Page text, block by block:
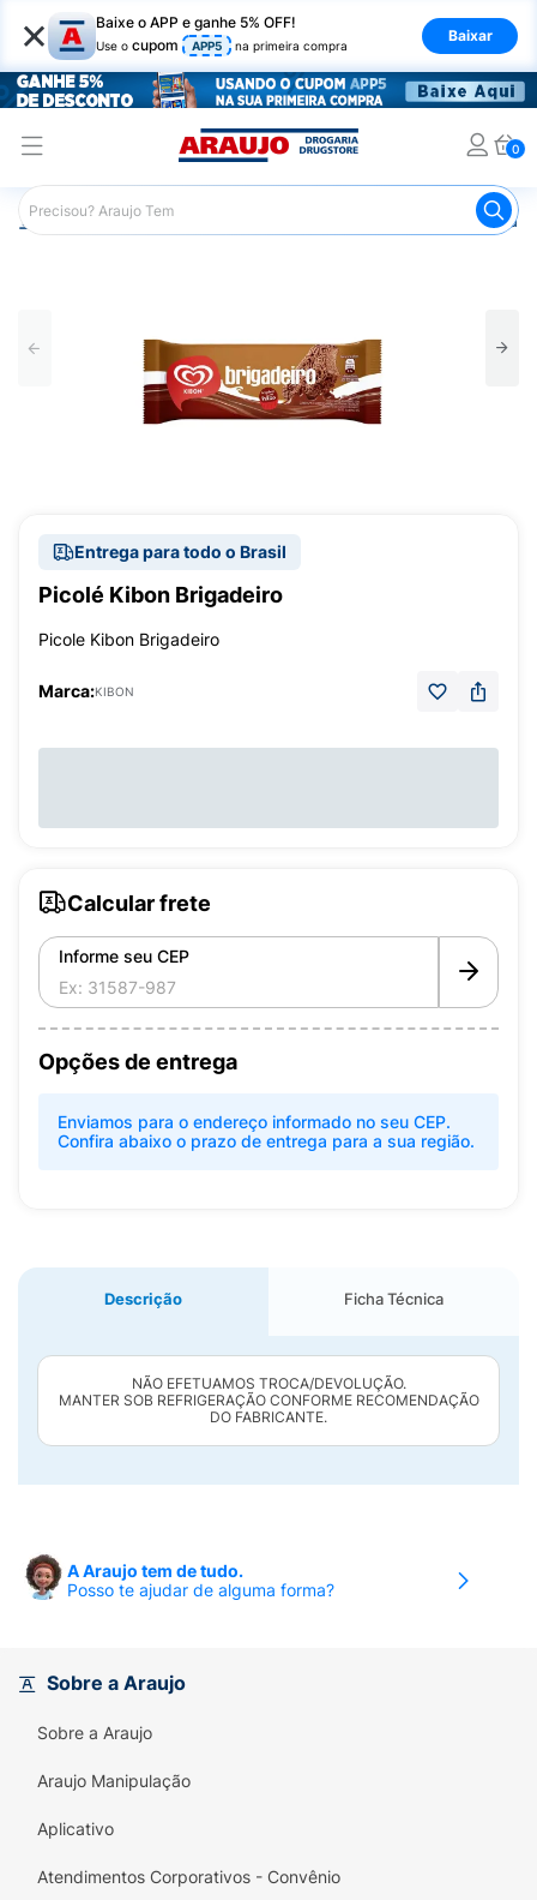
× Baixe o APP e ganhe 5% OFF!
Use o cupom APP5 na primeira compra
Baixar
0
Araujo Mercado Alimentos Congelados e de Geladeira
Entrega para todo o Brasil
Picolé Kibon Brigadeiro
Picole Kibon Brigadeiro
Marca:KIBON
Calcular frete
Informe seu CEP
Opções de entrega
Enviamos para o endereço informado no seu CEP.
Confira abaixo o prazo de entrega para a sua região.
Descrição Ficha Técnica
NÃO EFETUAMOS TROCA/DEVOLUÇÃO.
MANTER SOB REFRIGERAÇÃO CONFORME RECOMENDAÇÃO
DO FABRICANTE.
A Araujo tem de tudo.
Posso te ajudar de alguma forma?
Sobre a Araujo
Sobre a Araujo
Araujo Manipulação
Aplicativo
Atendimentos Corporativos - Convênio